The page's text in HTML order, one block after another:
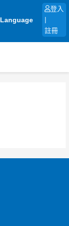
Language
登入
註冊